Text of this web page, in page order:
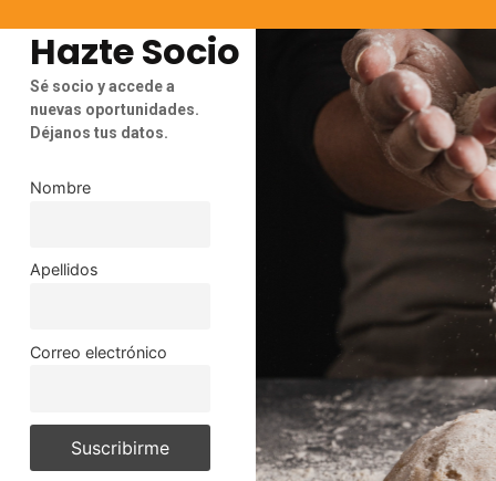
Hazte Socio
Sé socio y accede a
nuevas oportunidades.
Déjanos tus datos.
Nombre
Apellidos
Correo electrónico